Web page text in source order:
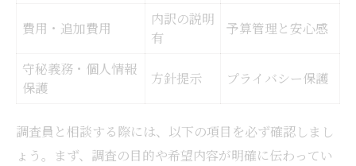
費用・追加費用
内訳の説明
有
予算管理と安心感
守秘義務・個人情報
保護
方針提示 プライバシー保護
調査員と相談する際には、以下の項目を必ず確認しまし
ょう。まず、調査の目的や希望内容が明確に伝わってい